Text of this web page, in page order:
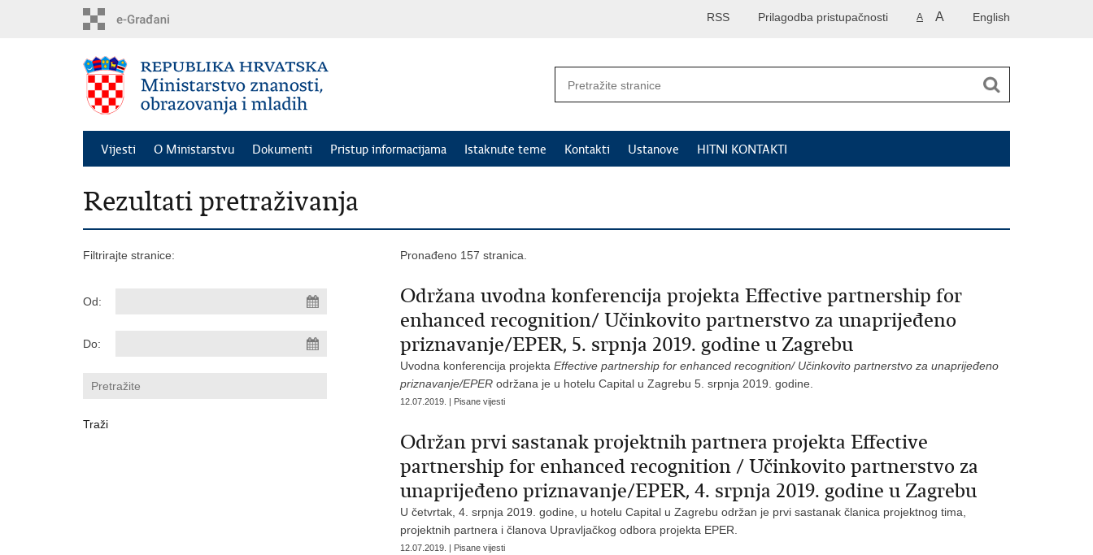
English
A A
Prilagodba pristupačnosti
RSS
Vijesti O Ministarstvu Dokumenti Pristup informacijama Istaknute teme Kontakti Ustanove HITNI KONTAKTI
Rezultati pretraživanja
Filtrirajte stranice:
Od:
Do:
Pronađeno 157 stranica.
Održana uvodna konferencija projekta Effective partnership for
enhanced recognition/ Učinkovito partnerstvo za unaprijeđeno
priznavanje/EPER, 5. srpnja 2019. godine u Zagrebu
Uvodna konferencija projekta Effective partnership for enhanced recognition/ Učinkovito partnerstvo za unaprijeđeno
priznavanje/EPER održana je u hotelu Capital u Zagrebu 5. srpnja 2019. godine.
12.07.2019. | Pisane vijesti
Održan prvi sastanak projektnih partnera projekta Effective
partnership for enhanced recognition / Učinkovito partnerstvo za
unaprijeđeno priznavanje/EPER, 4. srpnja 2019. godine u Zagrebu
U četvrtak, 4. srpnja 2019. godine, u hotelu Capital u Zagrebu održan je prvi sastanak članica projektnog tima,
projektnih partnera i članova Upravljačkog odbora projekta EPER.
12.07.2019. | Pisane vijesti